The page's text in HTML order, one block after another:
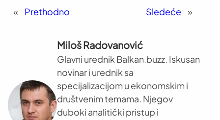
« Prethodno Sledeće »
Miloš Radovanović
Glavni urednik Balkan.buzz. Iskusan
novinar i urednik sa
specijalizacijom u ekonomskim i
društvenim temama. Njegov
duboki analitički pristup i